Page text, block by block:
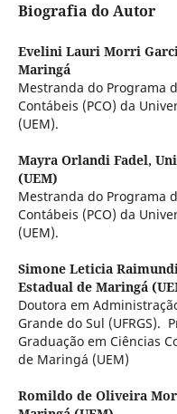
Biografia do Autor
Evelini Lauri Morri
Maringá
Mestranda do Programa
Contábeis (PCO) da
(UEM).
Mayra Orlandi Fadel,
(UEM)
Mestranda do Programa
Contábeis (PCO) da
(UEM).
Simone Leticia
Estadual de Maringá
Doutora em
Grande do Sul (UFRGS).
Graduação em Ciências
de Maringá (UEM)
Romildo de Oliveira